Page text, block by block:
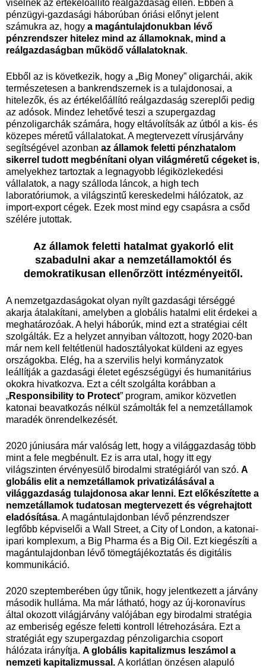
viselnek az értékelőállító reálgazdaság ellen. Ebben a
pénzügyi-gazdasági háborúban óriási előnyt jelent
számukra az, hogy a magántulajdonukban lévő
pénzrendszer hitelez mind az államoknak, mind a
reálgazdaságban működő vállalatoknak.
Ebből az is következik, hogy a „Big Money” oligarchái, akik
természetesen a bankrendszernek is a tulajdonosai, a
hitelezők, és az értékelőállító reálgazdaság szereplői pedig
az adósok. Mindez lehetővé teszi a szupergazdag
pénzoligarchák számára, hogy eltávolítsák az útból a kis- és
közepes méretű vállalatokat. A megtervezett vírusjárvány
segítségével azonban az államok feletti pénzhatalom
sikerrel tudott megbénítani olyan világméretű cégeket is,
amelyekhez tartoztak a legnagyobb légiközlekedési
vállalatok, a nagy szálloda láncok, a high tech
laboratóriumok, a világszintű kereskedelmi hálózatok, az
import-export cégek. Ezek most mind egy csapásra a csőd
szélére jutottak.
Az államok feletti hatalmat gyakorló elit
szabadulni akar a nemzetállamoktól és
demokratikusan ellenőrzött intézményeitől.
A nemzetgazdaságokat olyan nyílt gazdasági térséggé
akarja átalakítani, amelyben a globális hatalmi elit érdekei a
meghatározóak. A helyi háborúk, mind ezt a stratégiai célt
szolgálták. Ez a helyzet annyiban változott, hogy 2020-ban
már nem kell feltétlenül hadosztályokat küldeni az egyes
országokba. Elég, ha a szervilis helyi kormányzatok
leállítják a gazdasági életet egészségügyi és humanitárius
okokra hivatkozva. Ezt a célt szolgálta korábban a
„Responsibility to Protect” program, amikor közvetlen
katonai beavatkozás nélkül számolták fel a nemzetállamok
maradék önrendelkezését.
2020 júniusára már valóság lett, hogy a világgazdaság több
mint a fele megbénult. Ez is arra utal, hogy itt egy
világszinten érvényesülő birodalmi stratégiáról van szó. A
globális elit a nemzetállamok privatizálásával a
világgazdaság tulajdonosa akar lenni. Ezt előkészítette a
nemzetállamok tudatosan megtervezett és végrehajtott
eladósítása. A magántulajdonban lévő pénzrendszer
legfőbb képviselői a Wall Street, a City of London, a katonai-
ipari komplexum, a Big Pharma és a Big Oil. Ezt kiegészíti a
magántulajdonban lévő tömegtájékoztatás és digitális
kommunikáció.
2020 szeptemberében úgy tűnik, hogy jelentkezett a járvány
második hulláma. Ma már látható, hogy az új-koronavírus
által okozott világjárvány valójában egy birodalmi stratégia
az emberiség egésze feletti kontroll létrehozására. Ezt a
stratégiát egy szupergazdag pénzoligarchia csoport
hálózata irányítja. A globális kapitalizmus leszámol a
nemzeti kapitalizmussal. A korlátlan önzésen alapuló